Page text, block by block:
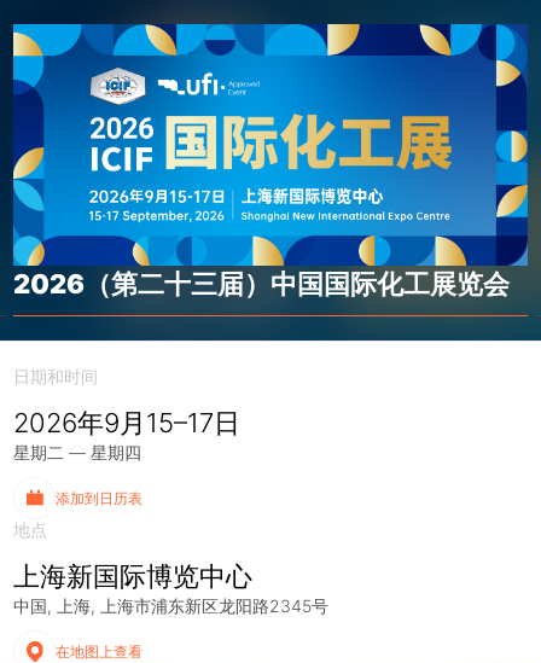
2026（第二十三届）中国国际化工展览会
日期和时间
2026年9月15–17日
星期二 — 星期四
添加到日历表
地点
上海新国际博览中心
中国 上海 上海市浦东新区龙阳路2345号
在地图上查看